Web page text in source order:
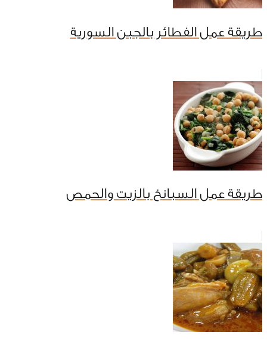
طريقة عمل الفطائر بالجبن السورية
طريقة عمل السبانخ بالزيت والحمص